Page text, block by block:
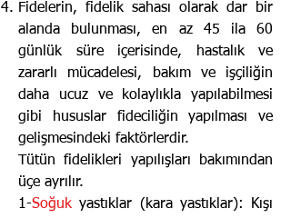
Fidelerin, fidelik sahası olarak dar bir
alanda bulunması, en az 45 ila 60
günlük süre içerisinde, hastalık ve
zararlı mücadelesi, bakım ve işçiliğin
daha ucuz ve kolaylıkla yapılabilmesi
gibi hususlar fideciliğin yapılması ve
gelişmesindeki faktörlerdir.
Tütün fidelikleri yapılışları bakımından
üçe ayrılır.
1-Soğuk yastıklar (kara yastıklar): Kışı